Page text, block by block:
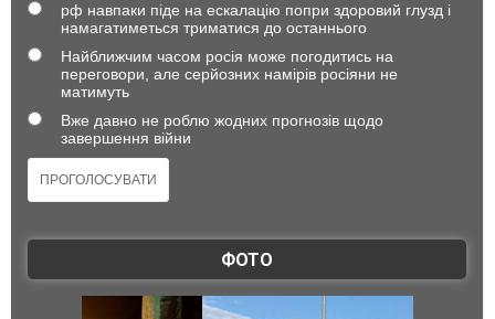
рф навпаки піде на ескалацію попри здоровий глузд і
намагатиметься триматися до останнього
Найближчим часом росія може погодитись на
переговори, але серйозних намірів росіяни не
матимуть
Вже давно не роблю жодних прогнозів щодо
завершення війни
ФОТО